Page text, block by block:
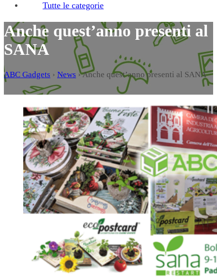
Tutte le categorie
Anche quest’anno presenti al
SANA
ABC Gadgets › News ›Anche quest’anno presenti al SANA